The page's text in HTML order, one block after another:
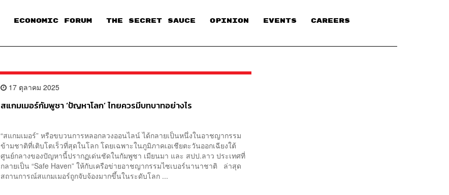
ECONOMIC FORUM THE SECRET SAUCE​ OPINION EVENTS CAREERS
17 ตุลาคม 2025
สแกมเมอร์กัมพูชา ‘ปัญหาโลก’ ไทยควรมีบทบาทอย่างไร
“สแกมเมอร์” หรือขบวนการหลอกลวงออนไลน์ ได้กลายเป็นหนึ่งในอาชญากรรม
ข้ามชาติที่เติบโตเร็วที่สุดในโลก โดยเฉพาะในภูมิภาคเอเชียตะวันออกเฉียงใต้
ศูนย์กลางของปัญหานี้ปรากฏเด่นชัดในกัมพูชา เมียนมา และ สปป.ลาว ประเทศที่
กลายเป็น “Safe Haven” ให้กับเครือข่ายอาชญากรรมไซเบอร์นานาชาติ ล่าสุด
สถานการณ์สแกมเมอร์ถูกจับจ้องมากขึ้นในระดับโลก ...